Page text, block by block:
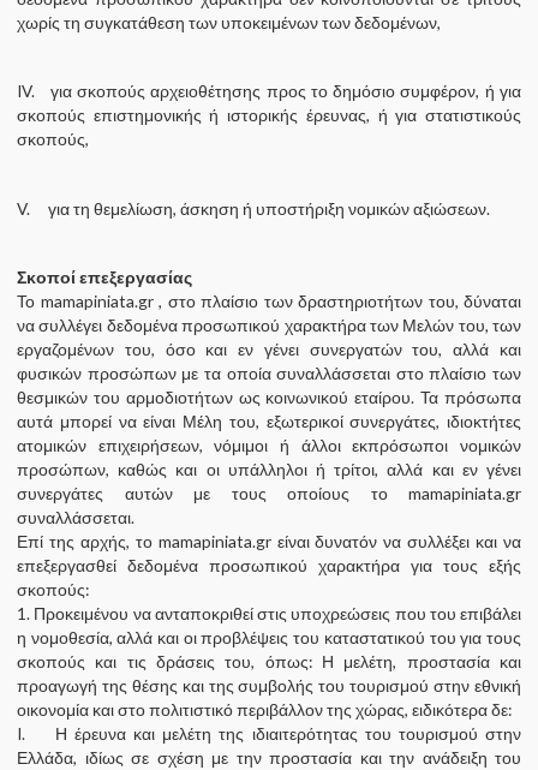
χωρίς τη συγκατάθεση των υποκειμένων των δεδομένων,
IV. για σκοπούς αρχειοθέτησης προς το δημόσιο συμφέρον, ή για
σκοπούς επιστημονικής ή ιστορικής έρευνας, ή για στατιστικούς
σκοπούς,
V. για τη θεμελίωση, άσκηση ή υποστήριξη νομικών αξιώσεων.
Σκοποί επεξεργασίας
Το mamapiniata.gr , στο πλαίσιο των δραστηριοτήτων του, δύναται
να συλλέγει δεδομένα προσωπικού χαρακτήρα των Μελών του, των
εργαζομένων του, όσο και εν γένει συνεργατών του, αλλά και
φυσικών προσώπων με τα οποία συναλλάσσεται στο πλαίσιο των
θεσμικών του αρμοδιοτήτων ως κοινωνικού εταίρου. Τα πρόσωπα
αυτά μπορεί να είναι Μέλη του, εξωτερικοί συνεργάτες, ιδιοκτήτες
ατομικών επιχειρήσεων, νόμιμοι ή άλλοι εκπρόσωποι νομικών
προσώπων, καθώς και οι υπάλληλοι ή τρίτοι, αλλά και εν γένει
συνεργάτες αυτών με τους οποίους το mamapiniata.gr
συναλλάσσεται.
Επί της αρχής, το mamapiniata.gr είναι δυνατόν να συλλέξει και να
επεξεργασθεί δεδομένα προσωπικού χαρακτήρα για τους εξής
σκοπούς:
1. Προκειμένου να ανταποκριθεί στις υποχρεώσεις που του επιβάλει
η νομοθεσία, αλλά και οι προβλέψεις του καταστατικού του για τους
σκοπούς και τις δράσεις του, όπως: Η μελέτη, προστασία και
προαγωγή της θέσης και της συμβολής του τουρισμού στην εθνική
οικονομία και στο πολιτιστικό περιβάλλον της χώρας, ειδικότερα δε:
I. Η έρευνα και μελέτη της ιδιαιτερότητας του τουρισμού στην
Ελλάδα, ιδίως σε σχέση με την προστασία και την ανάδειξη του